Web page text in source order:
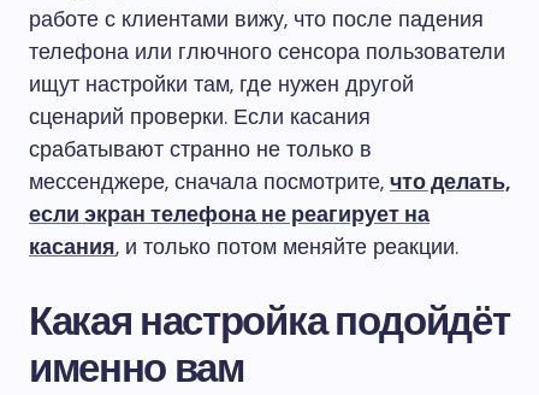
работе с клиентами вижу, что после падения
телефона или глючного сенсора пользователи
ищут настройки там, где нужен другой
сценарий проверки. Если касания
срабатывают странно не только в
мессенджере, сначала посмотрите, что делать,
если экран телефона не реагирует на
касания, и только потом меняйте реакции.
Какая настройка подойдёт
именно вам